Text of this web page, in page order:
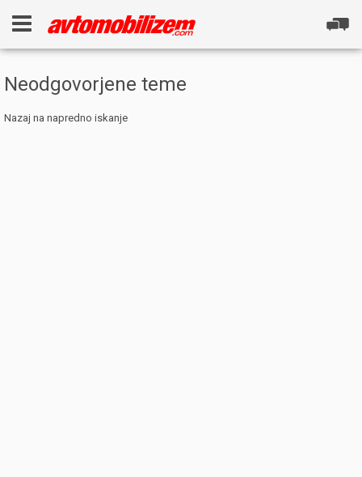
Neodgovorjene teme
Nazaj na napredno iskanje